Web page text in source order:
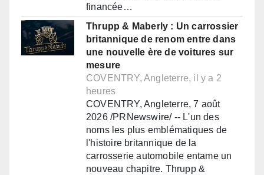
financée…
Thrupp & Maberly : Un carrossier
britannique de renom entre dans
une nouvelle ère de voitures sur
mesure
COVENTRY, Angleterre, il y a 2
heures
COVENTRY, Angleterre, 7 août
2026 /PRNewswire/ -- L'un des
noms les plus emblématiques de
l'histoire britannique de la
carrosserie automobile entame un
nouveau chapitre. Thrupp &